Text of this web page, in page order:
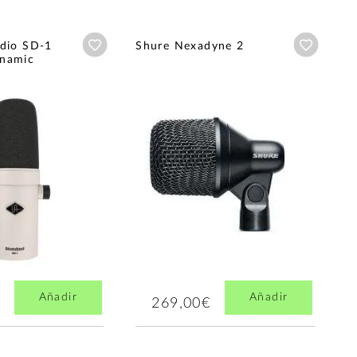
SD-1
Añadir a wishlist
Añadir
Shure Nexadyne 2
269,00€ Añadir